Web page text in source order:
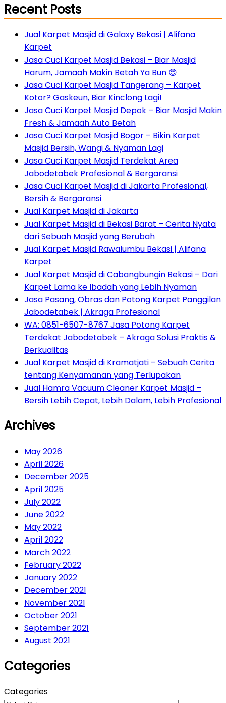
Recent Posts
Jual Karpet Masjid di Galaxy Bekasi | Alifana
Karpet
Jasa Cuci Karpet Masjid Bekasi – Biar Masjid
Harum, Jamaah Makin Betah Ya Bun 😍
Jasa Cuci Karpet Masjid Tangerang – Karpet
Kotor? Gaskeun, Biar Kinclong Lagi!
Jasa Cuci Karpet Masjid Depok – Biar Masjid Makin
Fresh & Jamaah Auto Betah
Jasa Cuci Karpet Masjid Bogor – Bikin Karpet
Masjid Bersih, Wangi & Nyaman Lagi
Jasa Cuci Karpet Masjid Terdekat Area
Jabodetabek Profesional & Bergaransi
Jasa Cuci Karpet Masjid di Jakarta Profesional,
Bersih & Bergaransi
Jual Karpet Masjid di Jakarta
Jual Karpet Masjid di Bekasi Barat – Cerita Nyata
dari Sebuah Masjid yang Berubah
Jual Karpet Masjid Rawalumbu Bekasi | Alifana
Karpet
Jual Karpet Masjid di Cabangbungin Bekasi – Dari
Karpet Lama ke Ibadah yang Lebih Nyaman
Jasa Pasang, Obras dan Potong Karpet Panggilan
Jabodetabek | Akraga Profesional
WA: 0851-6507-8767 Jasa Potong Karpet
Terdekat Jabodetabek – Akraga Solusi Praktis &
Berkualitas
Jual Karpet Masjid di Kramatjati – Sebuah Cerita
tentang Kenyamanan yang Terlupakan
Jual Hamra Vacuum Cleaner Karpet Masjid –
Bersih Lebih Cepat, Lebih Dalam, Lebih Profesional
Archives
May 2026
April 2026
December 2025
April 2025
July 2022
June 2022
May 2022
April 2022
March 2022
February 2022
January 2022
December 2021
November 2021
October 2021
September 2021
August 2021
Categories
Categories